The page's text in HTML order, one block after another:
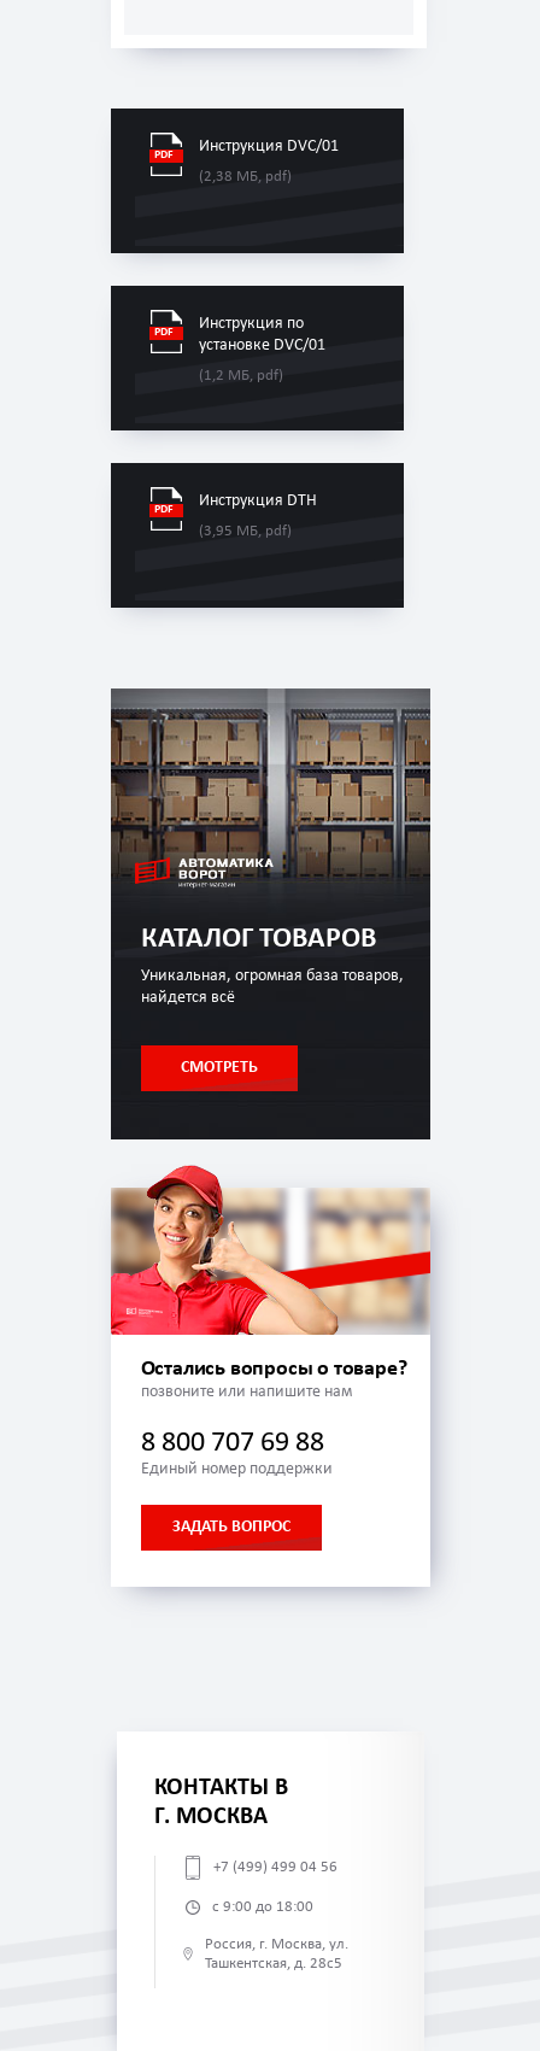
Инструкция DVC/01
(2,38 МБ, pdf)
Инструкция по
установке DVC/01
(1,2 МБ, pdf)
Инструкция DTH
(3,95 МБ, pdf)
КАТАЛОГ ТОВАРОВ
Уникальная, огромная база товаров,
найдется всё
СМОТРЕТЬ
Остались вопросы о товаре?
позвоните или напишите нам
8 800 707 69 88
Единый номер поддержки
ЗАДАТЬ ВОПРОС
КОНТАКТЫ В
Г. МОСКВА
+7 (499) 499 04 56
с 9:00 до 18:00
Россия, г. Москва, ул.
Ташкентская, д. 28с5